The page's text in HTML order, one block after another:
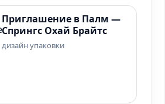
Приглашение в Палм —
Спрингс Охай Брайтс
дизайн упаковки